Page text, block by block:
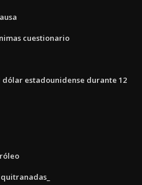
cuestionario
estadounidense durante 12